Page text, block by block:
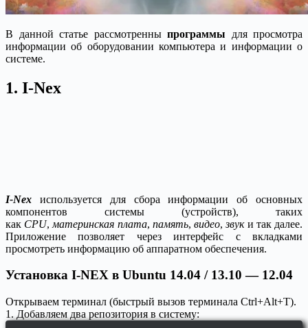
В данной статье рассмотренны программы для просмотра
информации об оборудовании компьютера и информации о
системе.
1. I-Nex
I-Nex используется для сбора информации об основных
компонентов системы (устройств), таких
как CPU, материнская плата, память,видео,звуки так далее.
Приложение позволяет через интерфейс с вкладками
просмотреть информацию об аппаратном обеспечения.
Установка I-NEX в Ubuntu 14.04 / 13.10 — 12.04
Открываем терминал (быстрый вызов терминала Ctrl+Alt+T).
1. Добавляем два репозитория в систему: